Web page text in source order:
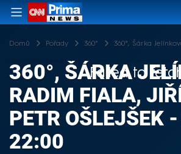
Domů Pořady 360° 360°, Šárka
Failed to
360°, ŠÁRKA
RADIM FIALA,
PETR OŠLEJŠEK
22:00